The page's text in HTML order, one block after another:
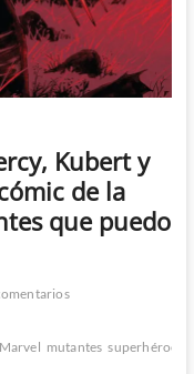
Kubert y
de la
que puedo
Marvel mutantes superhéroes